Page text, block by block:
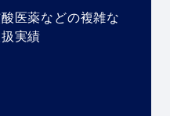
医薬などの複雑な
実績